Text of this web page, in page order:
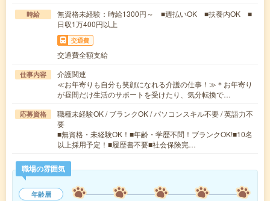
時給
無資格未経験：時給1300円～ ■週払いOK ■扶養内OK ■
日収1万400円以上
交通費
交通費全額支給
仕事内容
介護関連
≪お年寄りも自分も笑顔になれる介護の仕事！≫＊お年寄り
が昼間だけ生活のサポートを受けたり、気分転換で…
応募資格
職種未経験OK / ブランクOK / パソコンスキル不要 / 英語力不
要
■無資格・未経験OK！■年齢・学歴不問！ブランクOK!■10名
以上採用予定！■履歴書不要■社会保険完…
職場の雰囲気
年齢層